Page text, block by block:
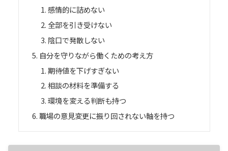
感情的に詰めない
全部を引き受けない
陰口で発散しない
自分を守りながら働くための考え方
期待値を下げすぎない
相談の材料を準備する
環境を変える判断も持つ
職場の意見変更に振り回されない軸を持つ